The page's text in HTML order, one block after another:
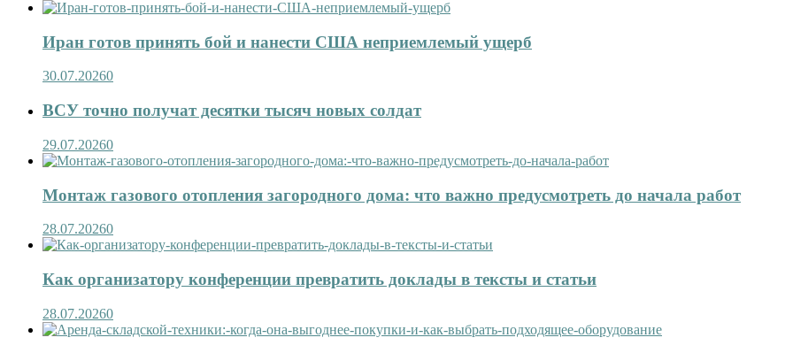
Иран готов принять бой и нанести США неприемлемый ущерб
30.07.20260
ВСУ точно получат десятки тысяч новых солдат
29.07.20260
Монтаж газового отопления загородного дома: что важно предусмотреть до начала работ
28.07.20260
Как организатору конференции превратить доклады в тексты и статьи
28.07.20260